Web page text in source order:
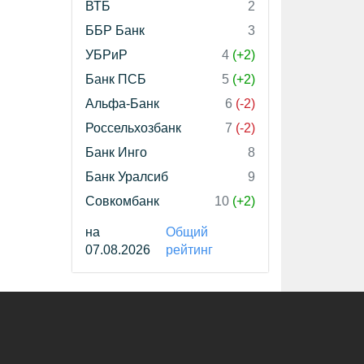
ВТБ
2
ББР Банк
3
УБРиР
4 (+2)
Банк ПСБ
5 (+2)
Альфа-Банк
6 (-2)
Россельхозбанк
7 (-2)
Банк Инго
8
Банк Уралсиб
9
Совкомбанк
10 (+2)
на
07.08.2026
Общий
рейтинг